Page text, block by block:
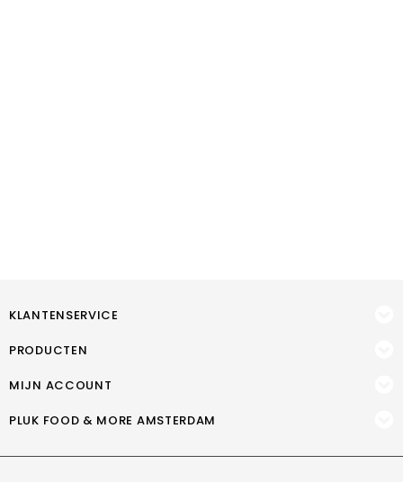
KLANTENSERVICE
PRODUCTEN
MIJN ACCOUNT
PLUK FOOD & MORE AMSTERDAM